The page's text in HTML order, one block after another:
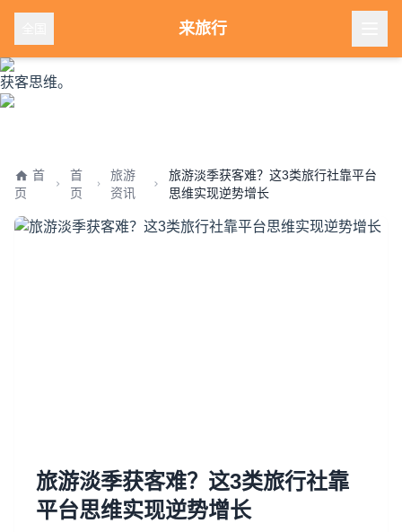
获客思维。
获客思维。
获客思维。
来旅行
首
页
首
页
旅游
资讯
旅游淡季获客难？这3类旅行社靠平台
思维实现逆势增长
旅游淡季获客难？这3类旅行社靠
平台思维实现逆势增长